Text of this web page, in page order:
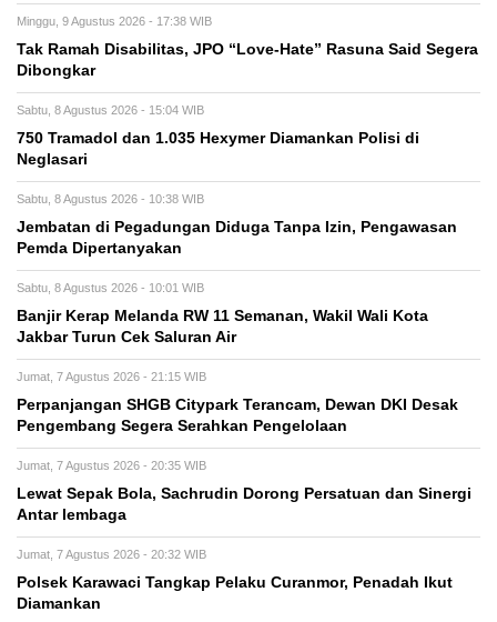
Minggu, 9 Agustus 2026 - 17:38 WIB
Tak Ramah Disabilitas, JPO “Love-Hate” Rasuna Said Segera
Dibongkar
Sabtu, 8 Agustus 2026 - 15:04 WIB
750 Tramadol dan 1.035 Hexymer Diamankan Polisi di
Neglasari
Sabtu, 8 Agustus 2026 - 10:38 WIB
Jembatan di Pegadungan Diduga Tanpa Izin, Pengawasan
Pemda Dipertanyakan
Sabtu, 8 Agustus 2026 - 10:01 WIB
Banjir Kerap Melanda RW 11 Semanan, Wakil Wali Kota
Jakbar Turun Cek Saluran Air
Jumat, 7 Agustus 2026 - 21:15 WIB
Perpanjangan SHGB Citypark Terancam, Dewan DKI Desak
Pengembang Segera Serahkan Pengelolaan
Jumat, 7 Agustus 2026 - 20:35 WIB
Lewat Sepak Bola, Sachrudin Dorong Persatuan dan Sinergi
Antar lembaga
Jumat, 7 Agustus 2026 - 20:32 WIB
Polsek Karawaci Tangkap Pelaku Curanmor, Penadah Ikut
Diamankan